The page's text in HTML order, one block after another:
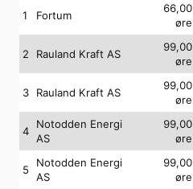
1 Fortum
66,00
øre
2 Rauland Kraft AS
99,00
øre
3 Rauland Kraft AS
99,00
øre
4
Notodden Energi
AS
99,00
øre
5
Notodden Energi
AS
99,00
øre